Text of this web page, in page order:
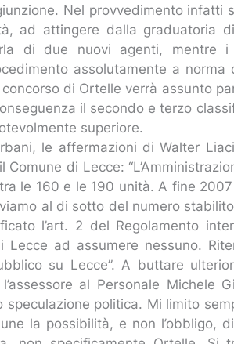
Nel provvedimento infatti
ad attingere dalla graduatoria
di due nuovi agenti, mentre i
assolutamente a norma
di Ortelle verrà assunto
il secondo e terzo
superiore.
le affermazioni di Walter
di Lecce:
le 160 e le 190 unità. A fine
al di sotto del numero
l’art. 2 del Regolamento
ad assumere nessuno.
su Lecce”. A buttare
al Personale Michele
politica. Mi limito
la possibilità, e non l’obbligo,